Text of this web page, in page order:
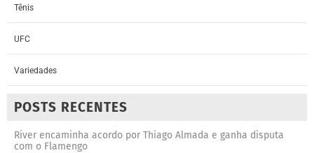
Tênis
UFC
Variedades
POSTS RECENTES
River encaminha acordo por Thiago Almada e ganha disputa
com o Flamengo